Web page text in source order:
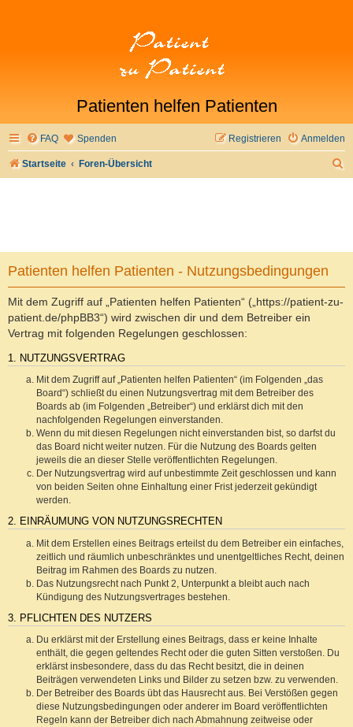
Patienten helfen Patienten
FAQ Spenden Anmelden
Registrieren
Startseite Foren-Übersicht
Patienten helfen Patienten - Nutzungsbedingungen
Mit dem Zugriff auf „Patienten helfen Patienten“ („https://patient-zu-
patient.de/phpBB3“) wird zwischen dir und dem Betreiber ein
Vertrag mit folgenden Regelungen geschlossen:
1. NUTZUNGSVERTRAG
Mit dem Zugriff auf „Patienten helfen Patienten“ (im Folgenden „das
Board“) schließt du einen Nutzungsvertrag mit dem Betreiber des
Boards ab (im Folgenden „Betreiber“) und erklärst dich mit den
nachfolgenden Regelungen einverstanden.
Wenn du mit diesen Regelungen nicht einverstanden bist, so darfst du
das Board nicht weiter nutzen. Für die Nutzung des Boards gelten
jeweils die an dieser Stelle veröffentlichten Regelungen.
Der Nutzungsvertrag wird auf unbestimmte Zeit geschlossen und kann
von beiden Seiten ohne Einhaltung einer Frist jederzeit gekündigt
werden.
2. EINRÄUMUNG VON NUTZUNGSRECHTEN
Mit dem Erstellen eines Beitrags erteilst du dem Betreiber ein einfaches,
zeitlich und räumlich unbeschränktes und unentgeltliches Recht, deinen
Beitrag im Rahmen des Boards zu nutzen.
Das Nutzungsrecht nach Punkt 2, Unterpunkt a bleibt auch nach
Kündigung des Nutzungsvertrages bestehen.
3. PFLICHTEN DES NUTZERS
Du erklärst mit der Erstellung eines Beitrags, dass er keine Inhalte
enthält, die gegen geltendes Recht oder die guten Sitten verstoßen. Du
erklärst insbesondere, dass du das Recht besitzt, die in deinen
Beiträgen verwendeten Links und Bilder zu setzen bzw. zu verwenden.
Der Betreiber des Boards übt das Hausrecht aus. Bei Verstößen gegen
diese Nutzungsbedingungen oder anderer im Board veröffentlichten
Regeln kann der Betreiber dich nach Abmahnung zeitweise oder